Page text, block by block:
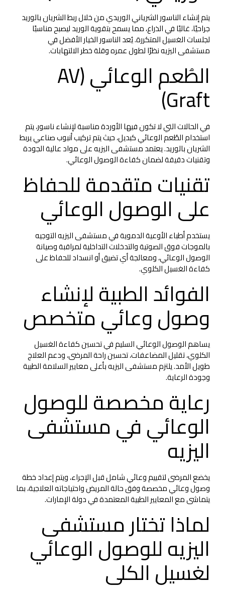
يتم إنشاء الناسور الشرياني الوريدي من خلال ربط الشريان بالوريد
جراحيًا، غالبًا في الذراع، مما يسمح بتقوية الوريد ليصبح مناسبًا
لجلسات الغسيل المتكررة. يُعد الناسور الخيار الأفضل في
مستشفى اليزيه نظرًا لطول عمره وقلة خطر الالتهابات.
الطُعم الوعائي (AV
Graft)
في الحالات التي لا تكون فيها الأوردة مناسبة لإنشاء ناسور، يتم
استخدام الطُعم الوعائي كبديل، حيث يتم تركيب أنبوب صناعي يربط
الشريان بالوريد. يعتمد مستشفى اليزيه على مواد عالية الجودة
وتقنيات دقيقة لضمان كفاءة الوصول الوعائي.
تقنيات متقدمة للحفاظ
على الوصول الوعائي
يستخدم أطباء الأوعية الدموية في مستشفى اليزيه التوجيه
بالموجات فوق الصوتية والتدخلات التداخلية لمراقبة وصيانة
الوصول الوعائي، ومعالجة أي تضيق أو انسداد للحفاظ على
كفاءة الغسيل الكلوي.
الفوائد الطبية لإنشاء
وصول وعائي متخصص
يساهم الوصول الوعائي السليم في تحسين كفاءة الغسيل
الكلوي، تقليل المضاعفات، تحسين راحة المرضى، ودعم العلاج
طويل الأمد. يلتزم مستشفى اليزيه بأعلى معايير السلامة الطبية
وجودة الرعاية.
رعاية مخصصة للوصول
الوعائي في مستشفى
اليزيه
يخضع المرضى لتقييم وعائي شامل قبل الإجراء، ويتم إعداد خطة
وصول وعائي مخصصة وفق حالة المريض واحتياجاته العلاجية، بما
يتماشى مع المعايير الطبية المعتمدة في دولة الإمارات.
لماذا تختار مستشفى
اليزيه للوصول الوعائي
لغسيل الكلى